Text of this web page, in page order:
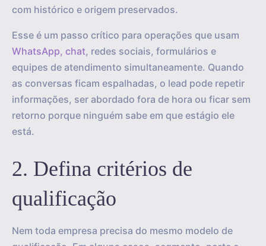
com histórico e origem preservados.
Esse é um passo crítico para operações que usam
WhatsApp, chat, redes sociais, formulários e
equipes de atendimento simultaneamente. Quando
as conversas ficam espalhadas, o lead pode repetir
informações, ser abordado fora de hora ou ficar sem
retorno porque ninguém sabe em que estágio ele
está.
2. Defina critérios de
qualificação
Nem toda empresa precisa do mesmo modelo de